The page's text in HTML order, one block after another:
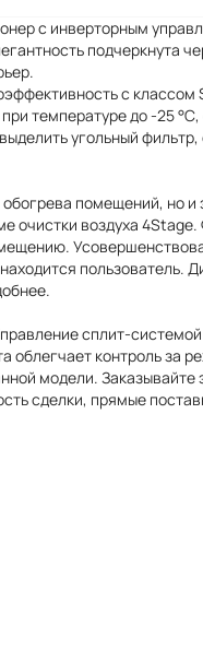
с инверторным
подчеркнута
с классом
температуре до -25
угольный фильтр,
помещений, но
очистки воздуха 4Stage.
пользователь.
сплит-
облегчает контроль за
модели. Заказывайте
сделки, прямые